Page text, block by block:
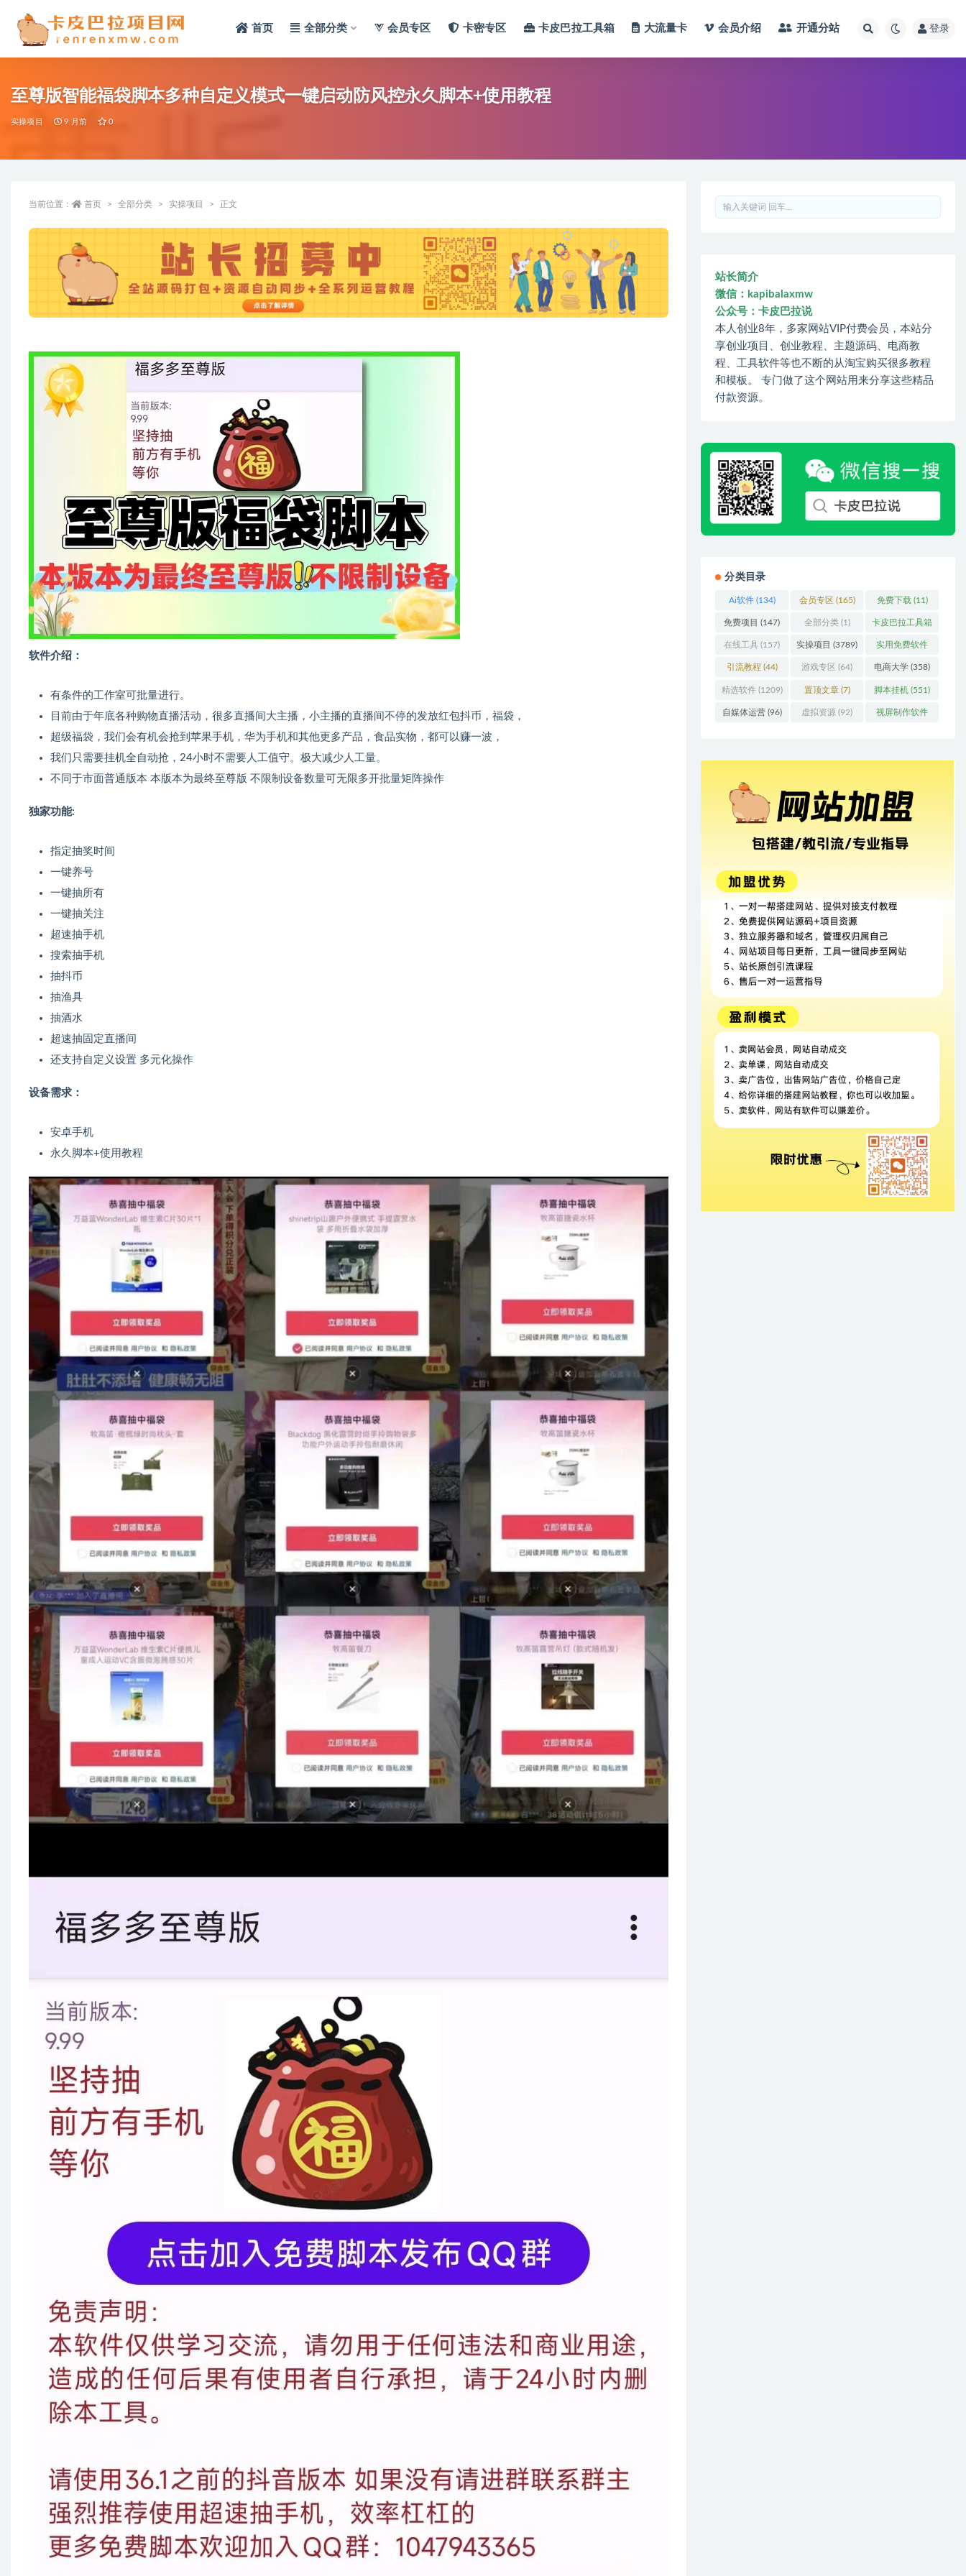
首页 全部分类 会员专区 卡密专区 卡皮巴拉工具箱 大流量卡 会员介绍 开通分站 登录
至尊版智能福袋脚本多种自定义模式一键启动防风控永久脚本+使用教程
实操项目 9 月前 0
当前位置： 首页 全部分类 实操项目 正文
软件介绍：
有条件的工作室可批量进行。
目前由于年底各种购物直播活动，很多直播间大主播，小主播的直播间不停的发放红包抖币，福袋，
超级福袋，我们会有机会抢到苹果手机，华为手机和其他更多产品，食品实物，都可以赚一波，
我们只需要挂机全自动抢，24小时不需要人工值守。极大减少人工量。
不同于市面普通版本 本版本为最终至尊版 不限制设备数量可无限多开批量矩阵操作
独家功能:
指定抽奖时间
一键养号
一键抽所有
一键抽关注
超速抽手机
搜索抽手机
抽抖币
抽渔具
抽酒水
超速抽固定直播间
还支持自定义设置 多元化操作
设备需求：
安卓手机
永久脚本+使用教程
站长简介
微信：kapibalaxmw
公众号：卡皮巴拉说
本人创业8年，多家网站VIP付费会员，本站分
享创业项目、创业教程、主题源码、电商教
程、工具软件等也不断的从淘宝购买很多教程
和模板。 专门做了这个网站用来分享这些精品
付款资源。
分类目录
Ai软件(134) 会员专区 (165) 免费下载 (11)
免费项目 (147) 全部分类(1) 卡皮巴拉工具箱
(3)
在线工具 (157) 实操项目 (3789) 实用免费软件
(415)
引流教程 (44) 游戏专区 (64) 电商大学 (358)
精选软件(1209) 置顶文章(7) 脚本挂机 (551)
自媒体运营(96) 虚拟资源 (92) 视屏制作软件